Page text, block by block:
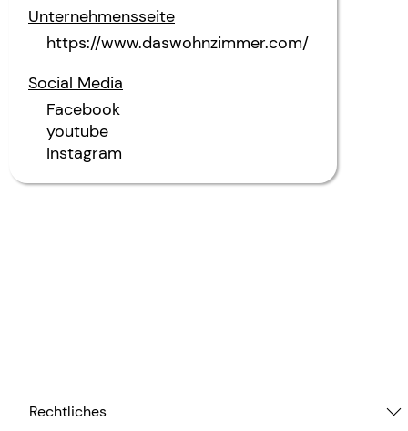
Unternehmensseite
https://www.daswohnzimmer.com/
Social Media
Facebook
youtube
Instagram
Rechtliches